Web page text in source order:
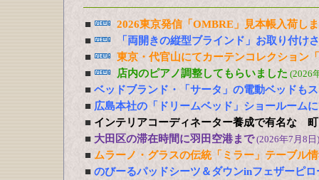
■
2026東京発信「OMBRE」見本帳入荷し
■
「両開きの縦型ブラインド」お取り付け
■
東京・代官山にてカーテンコレクション
■
店内のピアノ調整してもらいました (2026
■ ベッドブランド・「サータ」の電動ベッドも
■ 広島本社の「ドリームベッド」ショールーム
■ インテリアコーディネーター養成で有名な
■ 大田区の滞在時間に羽田空港まで(2026年7月8日)
■ ムラーノ・グラスの伝統「ミラー」テーブル
■ のびーるパッドシーツ＆ダウンinフェザーピ